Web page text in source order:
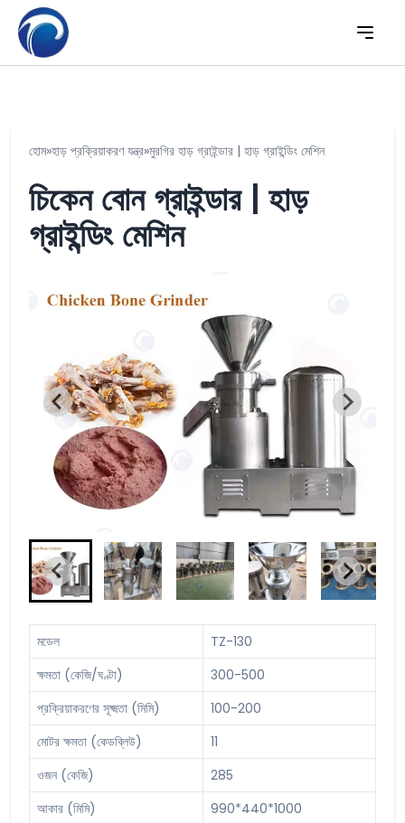
হোম»হাড় প্রক্রিয়াকরণ যন্ত্র»মুরগির হাড় গ্রাইন্ডার | হাড় গ্রাইন্ডিং মেশিন
চিকেন বোন গ্রাইন্ডার | হাড়
গ্রাইন্ডিং মেশিন
মডেল
TZ-130
ক্ষমতা (কেজি/ঘণ্টা)
300-500
প্রক্রিয়াকরণের সূক্ষ্মতা (মিমি)
100-200
মোটর ক্ষমতা (কেডব্লিউ)
11
ওজন (কেজি)
285
আকার (মিমি)
990*440*1000